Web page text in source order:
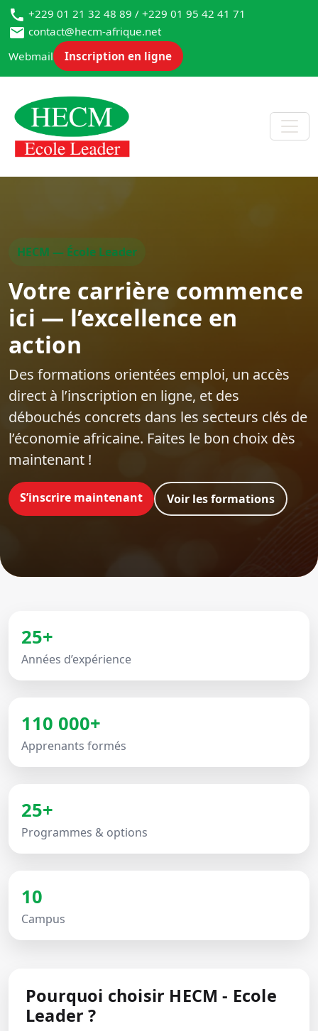
+229 01 21 32 48 89 / +229 01 95 42 41 71
contact@hecm-afrique.net
Webmail
Inscription en ligne
HECM — École Leader
Votre carrière commence
ici — l’excellence en
action
Des formations orientées emploi‍, un accès
direct à l’inscription en ligne, et des
débouchés concrets dans les secteurs clés de
l’économie africaine. Faites le bon choix dès
maintenant !
S’inscrire maintenant Voir les formations
25+
Années d’expérience
110 000+
Apprenants formés
25+
Programmes & options
10
Campus
Pourquoi choisir HECM - Ecole
Leader ?